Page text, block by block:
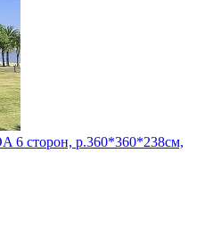
6 сторон, р.360*360*238см,